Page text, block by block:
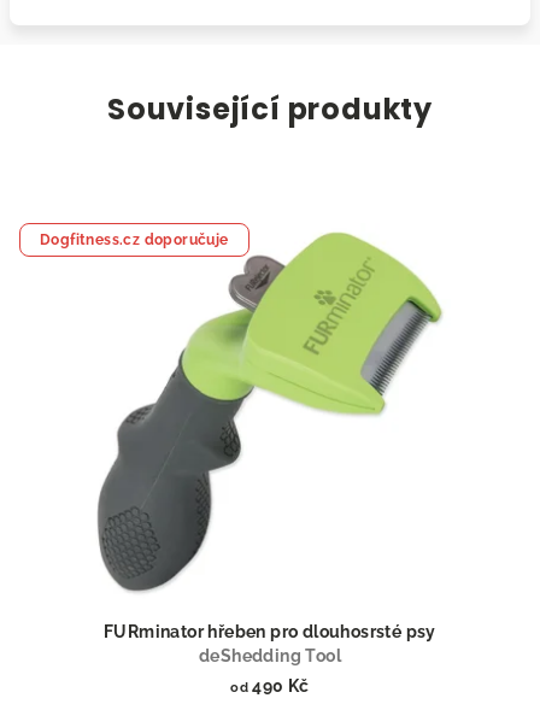
Související produkty
Dogfitness.cz doporučuje
FURminator hřeben pro dlouhosrsté psy
deShedding Tool
od 490 Kč